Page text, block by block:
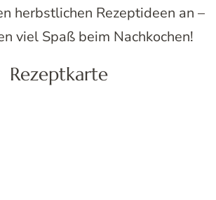
herbstlichen Rezeptideen an –
viel Spaß beim Nachkochen!
Rezeptkarte